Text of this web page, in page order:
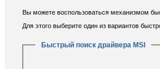
Вы можете воспользоваться механизмом
Для этого выберите один из вариантов
Быстрый поиск драйвера MSI